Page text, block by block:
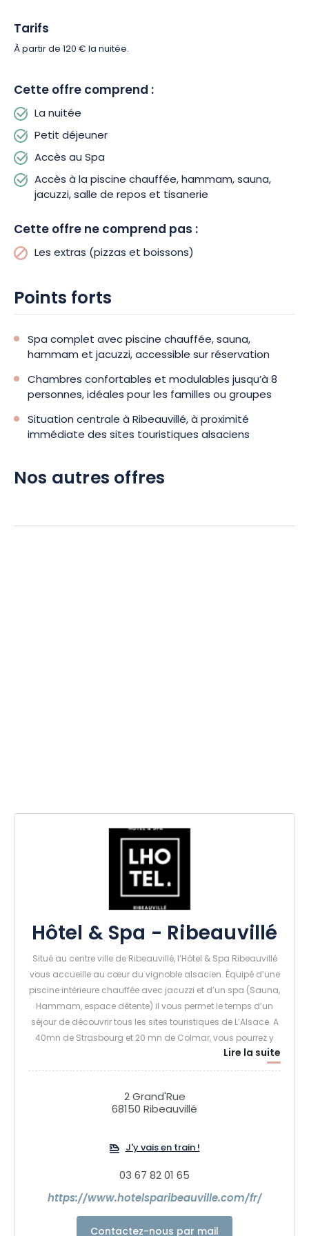
cœur de l’Alsace.
Ribeauvillé et profitez d’un moment de bien-être unique, entre
traditions alsaciennes et douceur de vivre.
Tarifs
À partir de 120 € la nuitée.
Cette offre comprend :
La nuitée
Petit déjeuner
Accès au Spa
Accès à la piscine chauffée, hammam, sauna,
jacuzzi, salle de repos et tisanerie
Cette offre ne comprend pas :
Les extras (pizzas et boissons)
Points forts
Spa complet avec piscine chauffée, sauna,
hammam et jacuzzi, accessible sur réservation
Chambres confortables et modulables jusqu’à 8
personnes, idéales pour les familles ou groupes
Situation centrale à Ribeauvillé, à proximité
immédiate des sites touristiques alsaciens
Nos autres offres
Hôtel & Spa - Ribeauvillé
Situé au centre ville de Ribeauvillé, l’Hôtel & Spa Ribeauvillé
vous accueille au cœur du vignoble alsacien. Équipé d’une
piscine intérieure chauffée avec jacuzzi et d’un spa (Sauna,
Hammam, espace détente) il vous permet le temps d’un
séjour de découvrir tous les sites touristiques de L’Alsace. A
40mn de Strasbourg et 20 mn de Colmar, vous pourrez y
apprécier le charme de tous les villages de l’Alsace centrale
et profiter de toute la gastronomie régionale.
Lire la suite
2 Grand'Rue
68150 Ribeauvillé
J'y vais en train !
03 67 82 01 65
https://www.hotelsparibeauville.com/fr/
Contactez-nous par mail